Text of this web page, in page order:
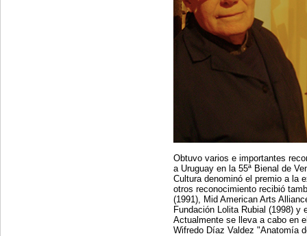
Obtuvo varios e importantes
a Uruguay en la 55ª Bienal de
Cultura denominó el premio a la
otros reconocimiento recibió
(1991), Mid American Arts
Fundación Lolita Rubial (1998) y
Actualmente se lleva a cabo en
Wifredo Díaz Valdez "Anatomía